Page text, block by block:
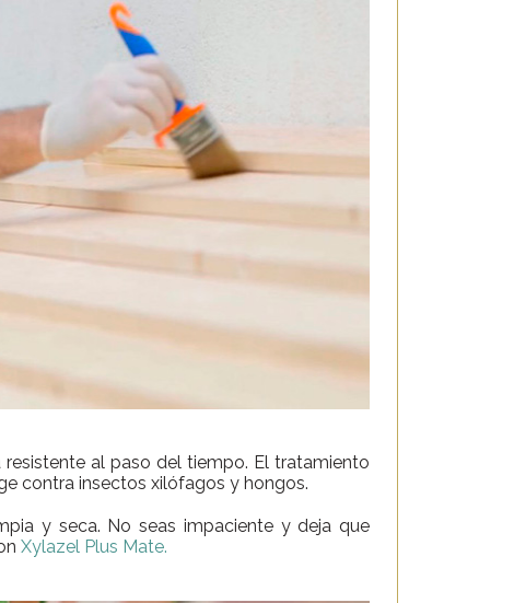
resistente al paso del tiempo. El tratamiento
contra insectos xilófagos y hongos.
y seca. No seas impaciente y deja que
Xylazel Plus Mate.